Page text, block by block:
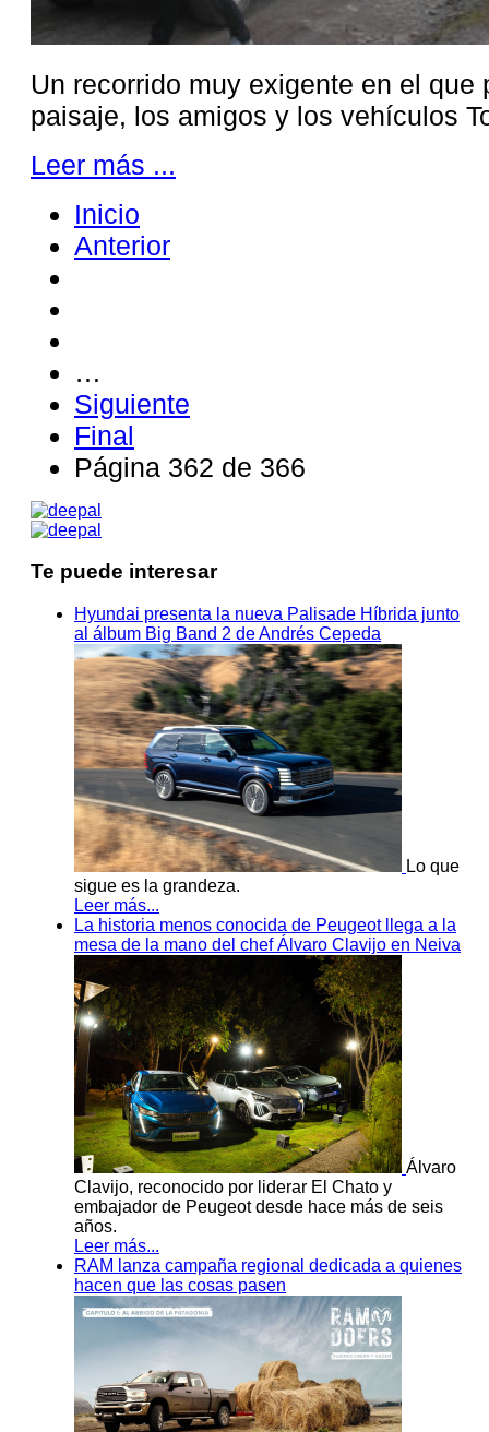
Un recorrido muy exigente en el que
paisaje, los amigos y los vehículos
Leer más ...
Inicio
Anterior
…
Siguiente
Final
Página 362 de 366
Te puede interesar
Hyundai presenta la nueva Palisade Híbrida junto
al álbum Big Band 2 de Andrés Cepeda
Lo que
sigue es la grandeza.
Leer más...
La historia menos conocida de Peugeot llega a la
mesa de la mano del chef Álvaro Clavijo en Neiva
Álvaro
Clavijo, reconocido por liderar El Chato y
embajador de Peugeot desde hace más de seis
años.
Leer más...
RAM lanza campaña regional dedicada a quienes
hacen que las cosas pasen